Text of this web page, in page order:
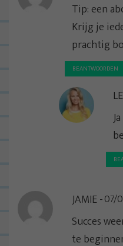
Tip: een
Krijg je
prachtig
BEANTWOORDEN
JAMIE 07/
Succes
te